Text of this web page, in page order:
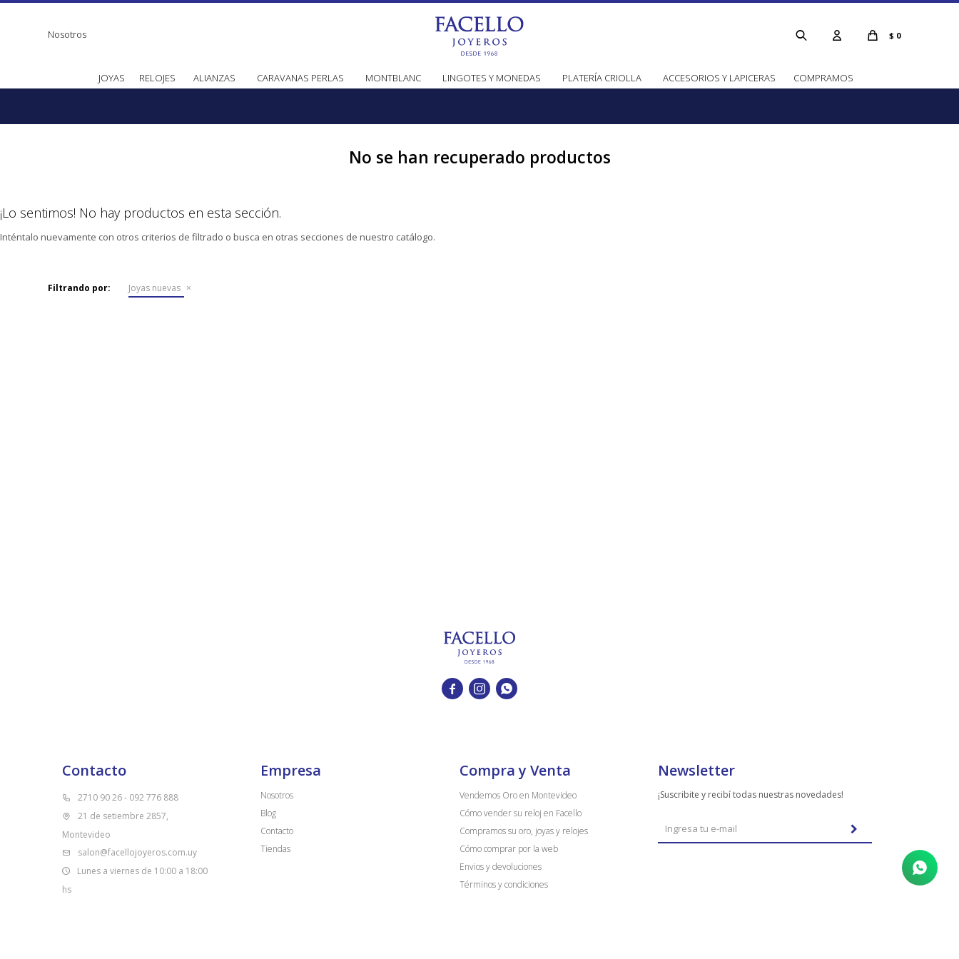
JOYAS RELOJES ALIANZAS CARAVANAS PERLAS MONTBLANC LINGOTES Y MONEDAS PLATERÍA CRIOLLA ACCESORIOS Y LAPICERAS COMPRAMOS
$ 0
Nosotros
No se han recuperado productos
¡Lo sentimos! No hay productos en esta sección.
Inténtalo nuevamente con otros criterios de filtrado o busca en otras secciones de nuestro catálogo.
Filtrando por: Joyas nuevas
  
Contacto
2710 90 26 - 092 776 888
21 de setiembre 2857,
Montevideo
salon@facellojoyeros.com.uy
Lunes a viernes de 10:00 a 18:00
hs
Empresa
Nosotros
Blog
Contacto
Tiendas
Compra y Venta
Vendemos Oro en Montevideo
Cómo vender su reloj en Facello
Compramos su oro, joyas y relojes
Cómo comprar por la web
Envios y devoluciones
Términos y condiciones
Newsletter
¡Suscribite y recibí todas nuestras novedades!